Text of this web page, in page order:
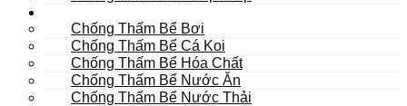
Chống Thấm Bể Bơi
Chống Thấm Bể Cá Koi
Chống Thấm Bể Hóa Chất
Chống Thấm Bể Nước Ăn
Chống Thấm Bể Nước Thải